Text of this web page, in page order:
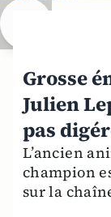
Grosse
Julien
pas
L’ancien
champion
sur la